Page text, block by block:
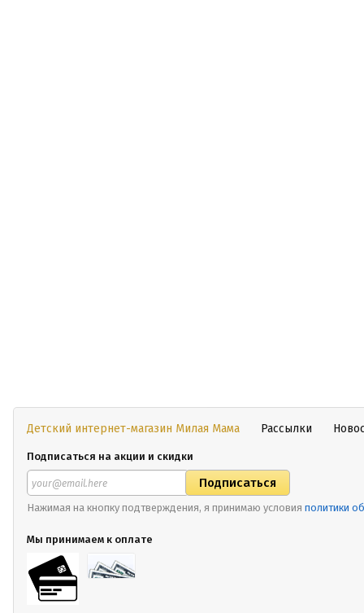
Детский интернет-магазин Милая Мама Рассылки
Подписаться на акции и скидки
Нажимая на кнопку подтверждения, я принимаю условия политики
Мы принимаем к оплате